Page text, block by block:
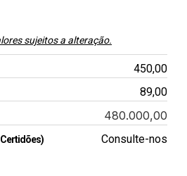
sujeitos a alteração.
450,00
89,00
480.000,00
Consulte-nos